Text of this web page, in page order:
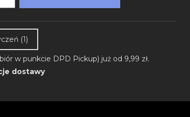
(1)
w punkcie DPD Pickup) już od 9,99 zł.
dostawy